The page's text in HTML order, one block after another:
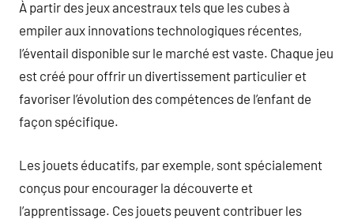
À partir des jeux ancestraux tels que les cubes à
empiler aux innovations technologiques récentes,
l’éventail disponible sur le marché est vaste. Chaque jeu
est créé pour offrir un divertissement particulier et
favoriser l’évolution des compétences de l’enfant de
façon spécifique.
Les jouets éducatifs, par exemple, sont spécialement
conçus pour encourager la découverte et
l’apprentissage. Ces jouets peuvent contribuer les